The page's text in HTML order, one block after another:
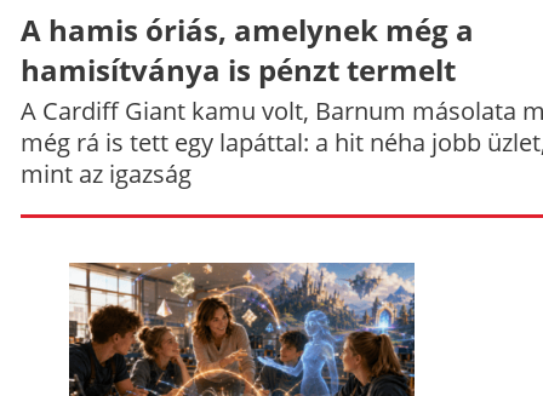
A hamis óriás, amelynek még a
hamisítványa is pénzt termelt
A Cardiff Giant kamu volt, Barnum másolata
még rá is tett egy lapáttal: a hit néha jobb
mint az igazság